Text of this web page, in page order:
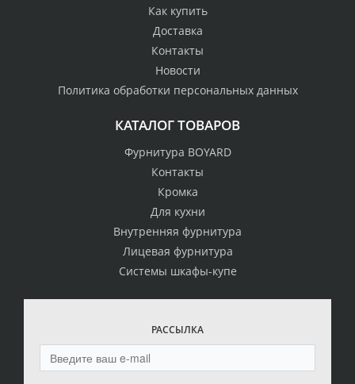
Как купить
Доставка
Контакты
Новости
Политика обработки персональных данных
КАТАЛОГ ТОВАРОВ
Фурнитура BOYARD
Контакты
Кромка
Для кухни
Внутренняя фурнитура
Лицевая фурнитура
Системы шкафы-купе
РАССЫЛКА